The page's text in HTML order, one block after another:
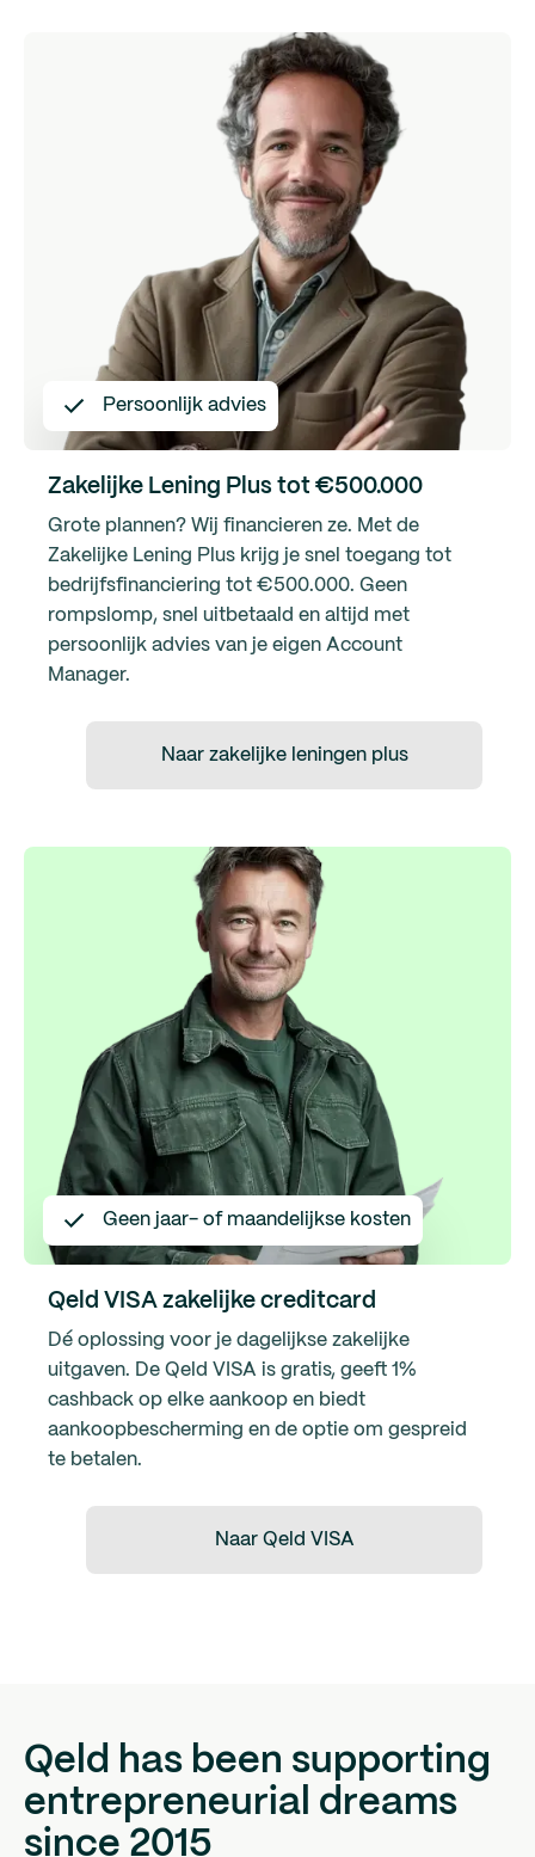
Persoonlijk advies
Zakelijke Lening Plus tot €500.000
Grote plannen? Wij financieren ze. Met de
Zakelijke Lening Plus krijg je snel toegang tot
bedrijfsfinanciering tot €500.000. Geen
rompslomp, snel uitbetaald en altijd met
persoonlijk advies van je eigen Account
Manager.
Naar zakelijke leningen plus
Geen jaar- of maandelijkse kosten
Qeld VISA zakelijke creditcard
Dé oplossing voor je dagelijkse zakelijke
uitgaven. De Qeld VISA is gratis, geeft 1%
cashback op elke aankoop en biedt
aankoopbescherming en de optie om gespreid
te betalen.
Naar Qeld VISA
Qeld has been supporting
entrepreneurial dreams
since 2015